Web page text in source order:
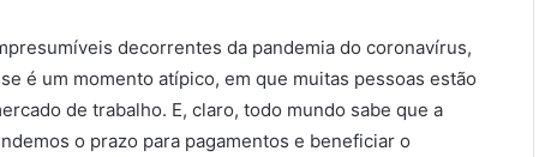
decorrentes da pandemia do coronavírus,
é um momento atípico, em que muitas pessoas estão
de trabalho. E, claro, todo mundo sabe que a
o prazo para pagamentos e beneficiar o